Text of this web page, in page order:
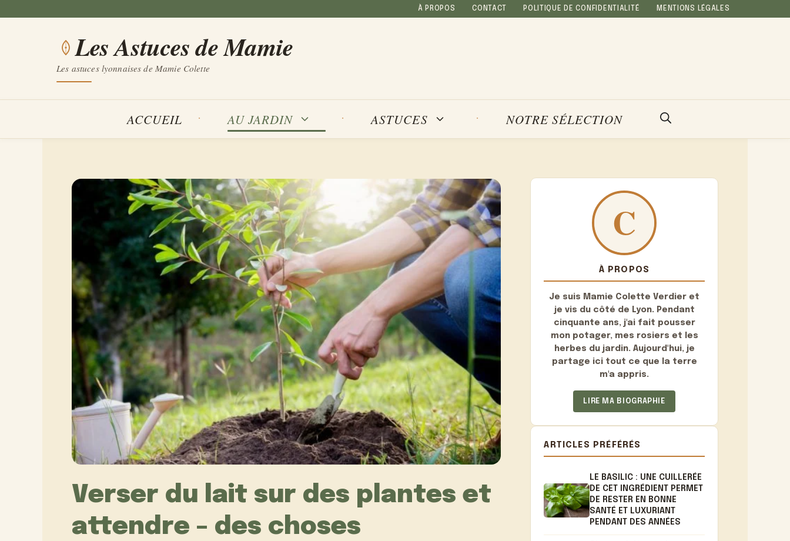
À PROPOS CONTACT POLITIQUE DE CONFIDENTIALITÉ MENTIONS LÉGALES
Les Astuces de Mamie
Les astuces lyonnaises de Mamie Colette
ACCUEIL AU JARDIN ASTUCES NOTRE SÉLECTION
Verser du lait sur des plantes et
attendre – des choses
À PROPOS
Je suis Mamie Colette Verdier et
je vis du côté de Lyon. Pendant
cinquante ans, j'ai fait pousser
mon potager, mes rosiers et les
herbes du jardin. Aujourd'hui, je
partage ici tout ce que la terre
m'a appris.
LIRE MA BIOGRAPHIE
ARTICLES PRÉFÉRÉS
LE BASILIC : UNE CUILLERÉE
DE CET INGRÉDIENT PERMET
DE RESTER EN BONNE
SANTÉ ET LUXURIANT
PENDANT DES ANNÉES